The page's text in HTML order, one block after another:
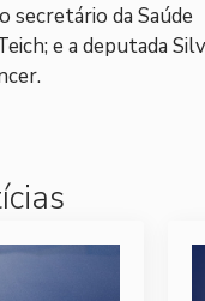
secretário da Saúde
e a deputada